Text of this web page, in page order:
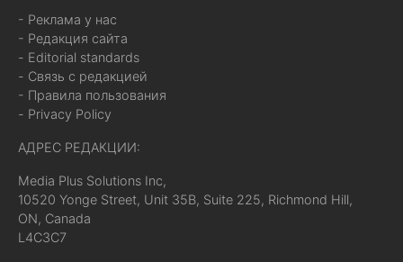
- Реклама у нас
- Редакция сайта
- Editorial standards
- Связь с редакцией
- Правила пользования
- Privacy Policy
АДРЕС РЕДАКЦИИ:
Media Plus Solutions Inc,
10520 Yonge Street, Unit 35B, Suite 225, Richmond Hill,
ON, Canada
L4C3C7